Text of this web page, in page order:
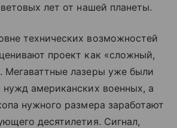
лет от нашей планеты.
технических возможностей
проект как «сложный,
Мегаваттные лазеры уже были
нужд американских военных, а
нужного размера заработают
десятилетия. Сигнал,